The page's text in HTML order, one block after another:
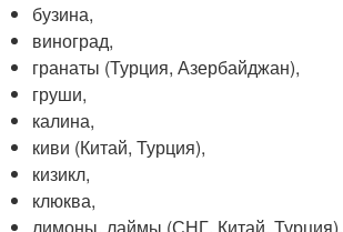
бузина,
виноград,
гранаты (Турция, Азербайджан),
груши,
калина,
киви (Китай, Турция),
кизикл,
клюква,